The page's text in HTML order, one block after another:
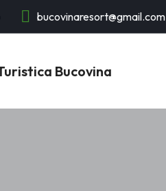
bucovinaresort@gmail.com